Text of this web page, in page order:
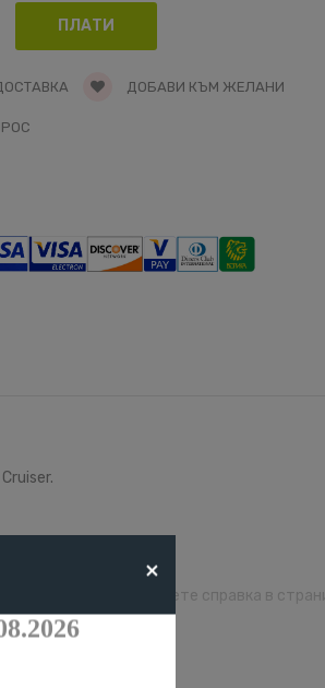
ДОБАВИ КЪМ ЖЕЛАНИ
×
моля направете справка в